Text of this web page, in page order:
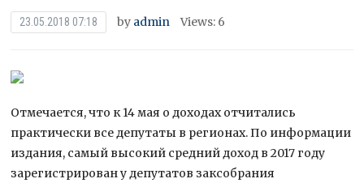
23.05.2018 07:18 by admin Views: 6
Отмечается, что к 14 мая о доходах отчитались
практически все депутаты в регионах. По информации
издания, самый высокий средний доход в 2017 году
зарегистрирован у депутатов заксобрания